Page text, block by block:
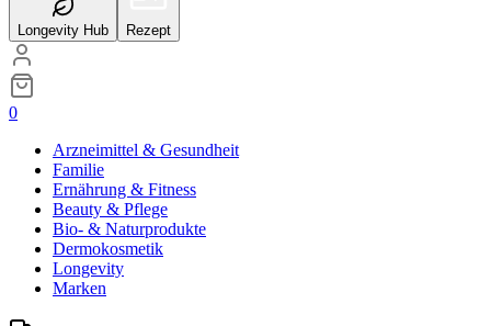
Longevity Hub Rezept
0
Arzneimittel & Gesundheit
Familie
Ernährung & Fitness
Beauty & Pflege
Bio- & Naturprodukte
Dermokosmetik
Longevity
Marken